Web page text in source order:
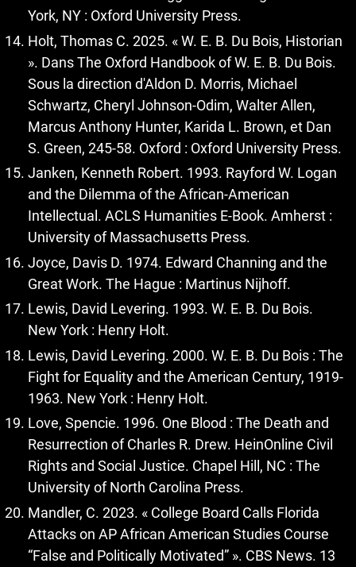
York, NY : Oxford University Press.
Holt, Thomas C. 2025. « W. E. B. Du Bois, Historian
». Dans The Oxford Handbook of W. E. B. Du Bois.
Sous la direction d'Aldon D. Morris, Michael
Schwartz, Cheryl Johnson-Odim, Walter Allen,
Marcus Anthony Hunter, Karida L. Brown, et Dan
S. Green, 245‑58. Oxford : Oxford University Press.
Janken, Kenneth Robert. 1993. Rayford W. Logan
and the Dilemma of the African-American
Intellectual. ACLS Humanities E-Book. Amherst :
University of Massachusetts Press.
Joyce, Davis D. 1974. Edward Channing and the
Great Work. The Hague : Martinus Nijhoff.
Lewis, David Levering. 1993. W. E. B. Du Bois.
New York : Henry Holt.
Lewis, David Levering. 2000. W. E. B. Du Bois : The
Fight for Equality and the American Century, 1919-
1963. New York : Henry Holt.
Love, Spencie. 1996. One Blood : The Death and
Resurrection of Charles R. Drew. HeinOnline Civil
Rights and Social Justice. Chapel Hill, NC : The
University of North Carolina Press.
Mandler, C. 2023. « College Board Calls Florida
Attacks on AP African American Studies Course
“False and Politically Motivated” ». CBS News. 13